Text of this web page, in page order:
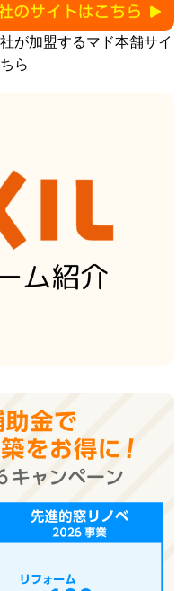
が加盟するマド本舗サイ
ら